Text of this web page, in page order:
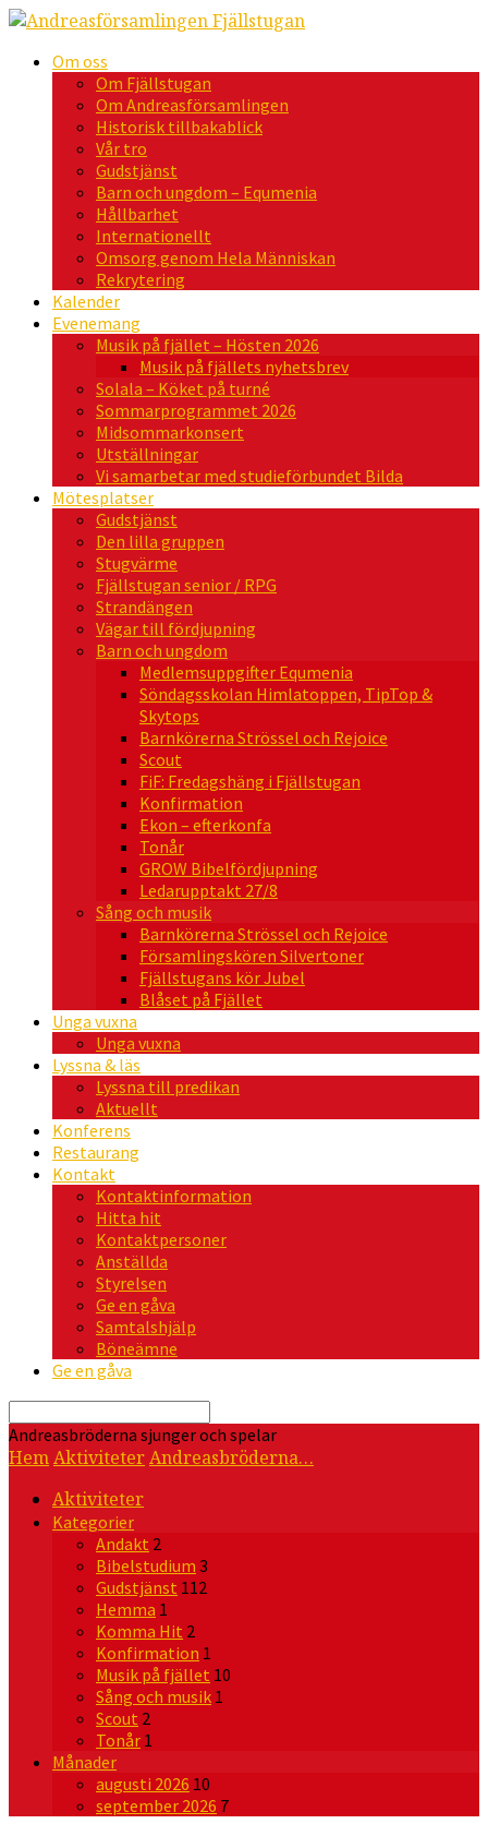
Om oss
Om Fjällstugan
Om Andreasförsamlingen
Historisk tillbakablick
Vår tro
Gudstjänst
Barn och ungdom – Equmenia
Hållbarhet
Internationellt
Omsorg genom Hela Människan
Rekrytering
Kalender
Evenemang
Musik på fjället – Hösten 2026
Musik på fjällets nyhetsbrev
Solala – Köket på turné
Sommarprogrammet 2026
Midsommarkonsert
Utställningar
Vi samarbetar med studieförbundet Bilda
Mötesplatser
Gudstjänst
Den lilla gruppen
Stugvärme
Fjällstugan senior / RPG
Strandängen
Vägar till fördjupning
Barn och ungdom
Medlemsuppgifter Equmenia
Söndagsskolan Himlatoppen, TipTop &
Skytops
Barnkörerna Strössel och Rejoice
Scout
FiF: Fredagshäng i Fjällstugan
Konfirmation
Ekon – efterkonfa
Tonår
GROW Bibelfördjupning
Ledarupptakt 27/8
Sång och musik
Barnkörerna Strössel och Rejoice
Församlingskören Silvertoner
Fjällstugans kör Jubel
Blåset på Fjället
Unga vuxna
Unga vuxna
Lyssna & läs
Lyssna till predikan
Aktuellt
Konferens
Restaurang
Kontakt
Kontaktinformation
Hitta hit
Kontaktpersoner
Anställda
Styrelsen
Ge en gåva
Samtalshjälp
Böneämne
Ge en gåva
Sök
Andreasbröderna sjunger och spelar
HemAktiviteterAndreasbröderna…
Aktiviteter
Kategorier
Andakt 2
Bibelstudium 3
Gudstjänst 112
Hemma 1
Komma Hit 2
Konfirmation 1
Musik på fjället 10
Sång och musik 1
Scout 2
Tonår 1
Månader
augusti 2026 10
september 2026 7